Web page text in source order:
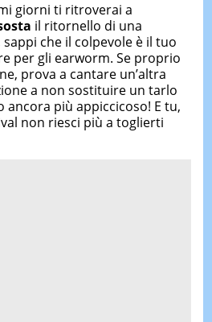
giorni ti ritroverai a
il ritornello di una
che il colpevole è il tuo
per gli earworm. Se proprio
prova a cantare un’altra
a non sostituire un tarlo
ancora più appiccicoso! E tu,
non riesci più a toglierti